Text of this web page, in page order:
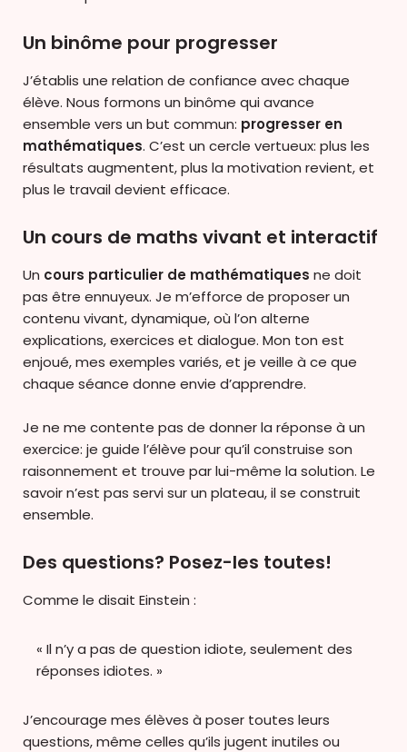
Un binôme pour progresser
J’établis une relation de confiance avec chaque
élève. Nous formons un binôme qui avance
ensemble vers un but commun: progresser en
mathématiques. C’est un cercle vertueux: plus les
résultats augmentent, plus la motivation revient, et
plus le travail devient efficace.
Un cours de maths vivant et interactif
Un cours particulier de mathématiques ne doit
pas être ennuyeux. Je m’efforce de proposer un
contenu vivant, dynamique, où l’on alterne
explications, exercices et dialogue. Mon ton est
enjoué, mes exemples variés, et je veille à ce que
chaque séance donne envie d’apprendre.
Je ne me contente pas de donner la réponse à un
exercice: je guide l’élève pour qu’il construise son
raisonnement et trouve par lui-même la solution. Le
savoir n’est pas servi sur un plateau, il se construit
ensemble.
Des questions? Posez-les toutes!
Comme le disait Einstein :
« Il n’y a pas de question idiote, seulement des
réponses idiotes. »
J’encourage mes élèves à poser toutes leurs
questions, même celles qu’ils jugent inutiles ou